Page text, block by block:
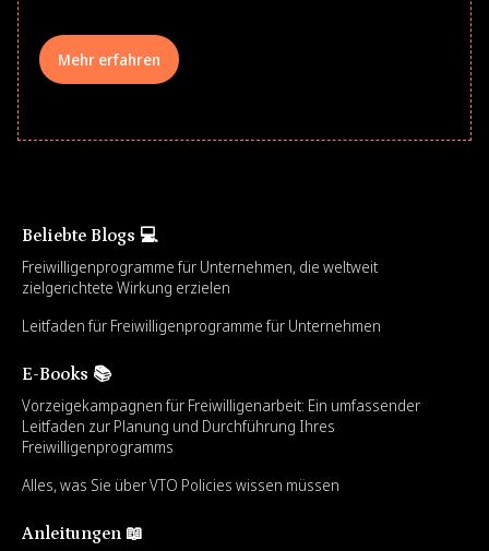
Mehr erfahren
Beliebte Blogs 💻
Freiwilligenprogramme für Unternehmen, die weltweit
zielgerichtete Wirkung erzielen
Leitfaden für Freiwilligenprogramme für Unternehmen
E-Books 📚
Vorzeigekampagnen für Freiwilligenarbeit: Ein umfassender
Leitfaden zur Planung und Durchführung Ihres
Freiwilligenprogramms
Alles, was Sie über VTO Policies wissen müssen
Anleitungen 📖